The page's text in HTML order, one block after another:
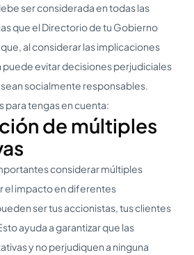
ser considerada en todas las
que el Directorio de tu Gobierno
al considerar las implicaciones
puede evitar decisiones perjudiciales
socialmente responsables.
para tengas en cuenta:
de múltiples
considerar múltiples
el impacto en diferentes
ser tus accionistas, tus clientes
ayuda a garantizar que las
y no perjudiquen a ninguna